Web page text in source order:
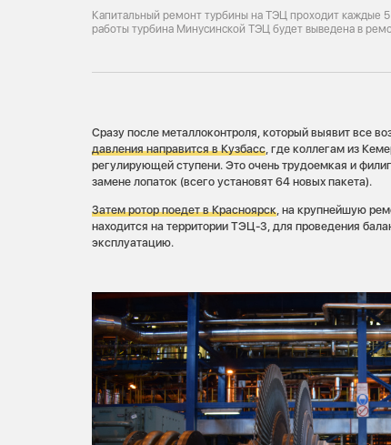
Капитальный ремонт турбины на ТЭЦ проходит каждые 5
работы турбина Минусинской ТЭЦ будет выведена в
Сразу после металлоконтроля, который выявит все
давления направится в Кузбасс, где коллегам из
регулирующей ступени. Это очень трудоемкая и
замене лопаток (всего установят 64 новых пакета).
Затем ротор поедет в Красноярск , на крупнейшую
находится на территории ТЭЦ-3, для проведения
эксплуатацию.